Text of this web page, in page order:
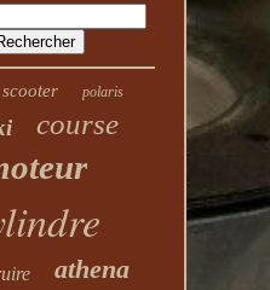
scooter polaris
course
athena